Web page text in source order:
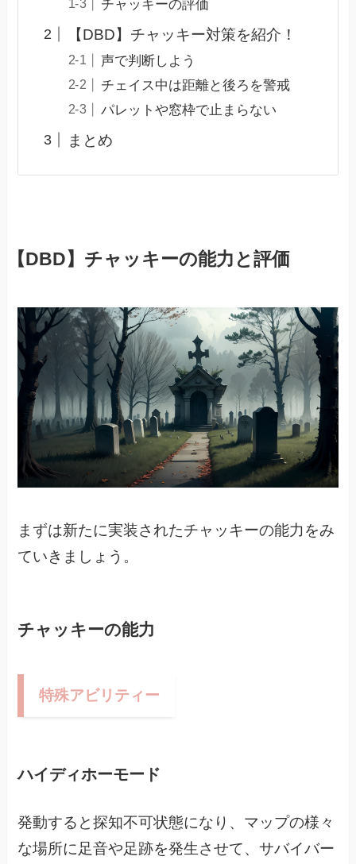
チャッキーの評価
【DBD】チャッキー対策を紹介！
声で判断しよう
チェイス中は距離と後ろを警戒
パレットや窓枠で止まらない
まとめ
【DBD】チャッキーの能力と評価
まずは新たに実装されたチャッキーの能力をみ
ていきましょう。
チャッキーの能力
特殊アビリティー
ハイディホーモード
発動すると探知不可状態になり、マップの様々
な場所に足音や足跡を発生させて、サバイバー